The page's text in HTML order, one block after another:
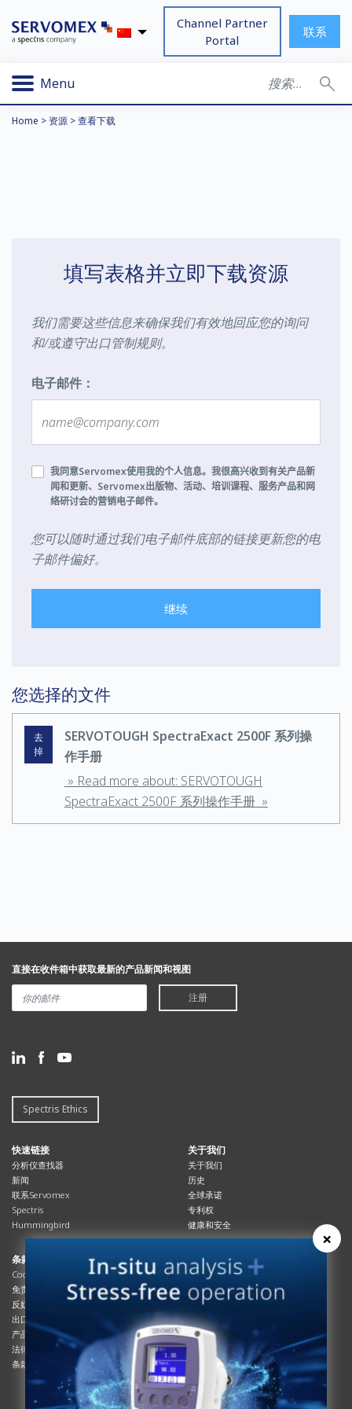
Channel Partner
Portal
联系
Menu
Home > 资源 >查看下载
填写表格并立即下载资源
我们需要这些信息来确保我们有效地回应您的询问
和/或遵守出口管制规则。
电子邮件：
我同意Servomex使用我的个人信息。我很高兴收到有关产品新
闻和更新、 Servomex出版物、活动、培训课程、服务产品和网
络研讨会的营销电子邮件。
您可以随时通过我们电子邮件底部的链接更新您的电
子邮件偏好。
继续
您选择的文件
去
掉
SERVOTOUGH SpectraExact 2500F 系列操
作手册
» Read more about: SERVOTOUGH
SpectraExact 2500F 系列操作手册 »
直接在收件箱中获取最新的产品新闻和视图
注册
Spectris Ethics
快速链接
分析仪查找器
新闻
联系Servomex
Spectris
Hummingbird
关于我们
关于我们
历史
全球承诺
专利权
健康和安全
条款与合规
Cookies政策
免责声明
反奴隶制立法
出口管制
产品合规
法律和隐私声明
条款及细则
资源资源
总览
杂志
系统信息
产品手册
说明书
服务信息
白皮书
条款和条件
×